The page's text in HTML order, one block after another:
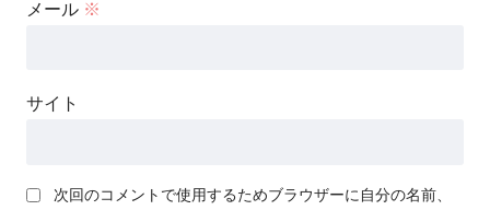
メール ※
サイト
次回のコメントで使用するためブラウザーに自分の名前、